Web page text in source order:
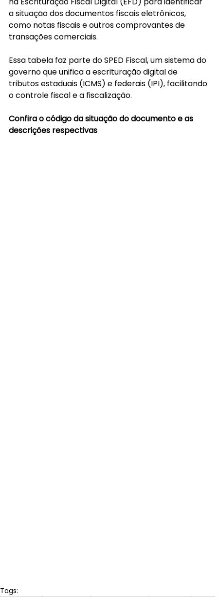
a situação dos documentos fiscais eletrônicos,
como notas fiscais e outros comprovantes de
transações comerciais.
Essa tabela faz parte do SPED Fiscal, um sistema do
governo que unifica a escrituração digital de
tributos estaduais (ICMS) e federais (IPI), facilitando
o controle fiscal e a fiscalização.
Confira o código da situação do documento e as
descrições respectivas
Tags: